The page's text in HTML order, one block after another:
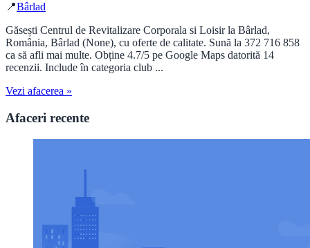
📍Bârlad
Găsești Centrul de Revitalizare Corporala si Loisir la Bârlad,
România, Bârlad (None), cu oferte de calitate. Sună la 372 716 858
ca să afli mai multe. Obține 4.7/5 pe Google Maps datorită 14
recenzii. Include în categoria club ...
Vezi afacerea »
Afaceri recente